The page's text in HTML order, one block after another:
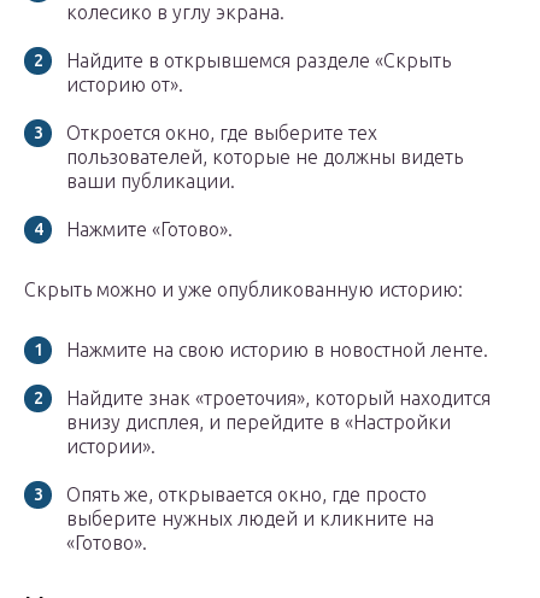
колесико в углу экрана.
Найдите в открывшемся разделе «Скрыть
историю от».
Откроется окно, где выберите тех
пользователей, которые не должны видеть
ваши публикации.
Нажмите «Готово».
Скрыть можно и уже опубликованную историю:
Нажмите на свою историю в новостной ленте.
Найдите знак «троеточия», который находится
внизу дисплея, и перейдите в «Настройки
истории».
Опять же, открывается окно, где просто
выберите нужных людей и кликните на
«Готово».